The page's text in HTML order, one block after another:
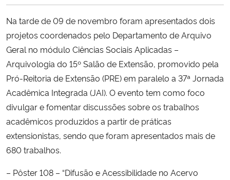
Ministério da Ciência, Tecnologia, Inovações e Comunicações
Ministério do Meio Ambiente
Ministério do Turismo
Ministério do Desenvolvimento Regional
Controladoria-Geral da União
Ministério da Mulher, da Família e dos Direitos Humanos
Na tarde de 09 de novembro foram apresentados dois
projetos coordenados pelo Departamento de Arquivo
Geral no módulo Ciências Sociais Aplicadas –
Arquivologia do 15º Salão de Extensão, promovido pela
Pró-Reitoria de Extensão (PRE) em paralelo a 37ª Jornada
Acadêmica Integrada (JAI). O evento tem como foco
divulgar e fomentar discussões sobre os trabalhos
acadêmicos produzidos a partir de práticas
extensionistas, sendo que foram apresentados mais de
680 trabalhos.
– Pôster 108 – “Difusão e Acessibilidade no Acervo